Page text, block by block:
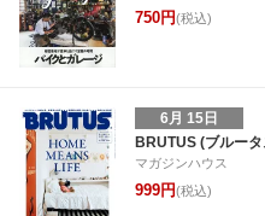
750円(税込)
6月 15日
BRUTUS (ブルー
マガジンハウス
999円(税込)